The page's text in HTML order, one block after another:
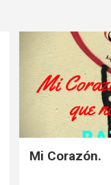
Mi Corazón.